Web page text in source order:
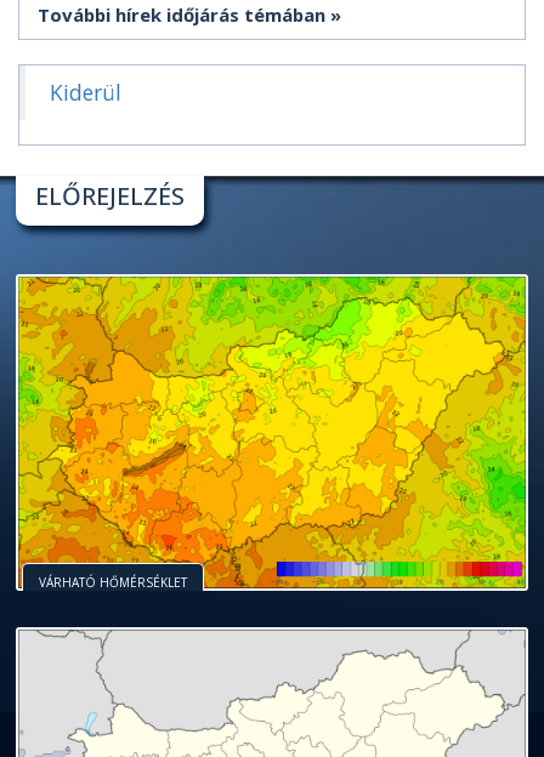
További hírek időjárás témában
Kiderül
ELŐREJELZÉS
VÁRHATÓ HŐMÉRSÉKLET